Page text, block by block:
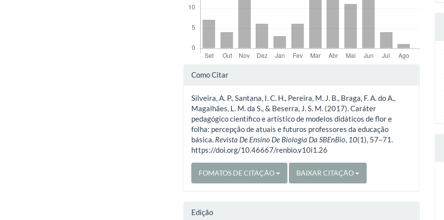
Detalhes
artigo
Como Citar
Silveira, A. P., Santana, I. C. H., Pereira, M. J. B., Braga, F. A. do A.,
Magalhães, L. M. da S., & Beserra, J. S. M. (2017). Caráter
pedagógico científico e artístico de modelos didáticos de flor e
folha: percepção de atuais e futuros professores da educação
básica. Revista De Ensino De Biologia Da SBEnBio, 10(1), 57–71.
https://doi.org/10.46667/renbio.v10i1.26
FOMATOS DE CITAÇÃO BAIXAR CITAÇÃO
Edição